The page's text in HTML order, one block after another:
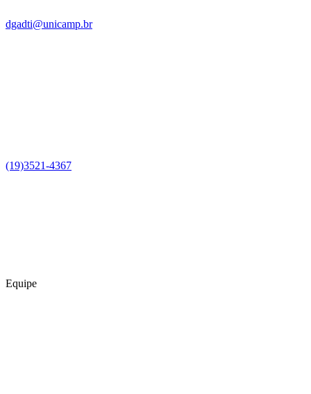
dgadti@unicamp.br
(19)3521-4367
Equipe